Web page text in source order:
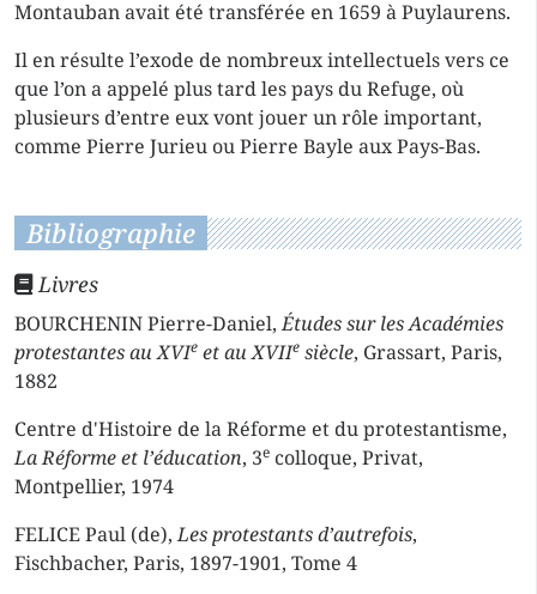
Montauban avait été transférée en 1659 à Puylaurens.
Il en résulte l’exode de nombreux intellectuels vers ce
que l’on a appelé plus tard les pays du Refuge, où
plusieurs d’entre eux vont jouer un rôle important,
comme Pierre Jurieu ou Pierre Bayle aux Pays-Bas.
Bibliographie
Livres
BOURCHENIN Pierre-Daniel,Études sur les Académies
protestantes au XVIe et au XVIIe siècle, Grassart, Paris,
1882
Centre d'Histoire de la Réforme et du protestantisme,
La Réforme et l’éducation, 3e colloque, Privat,
Montpellier, 1974
FELICE Paul (de),Les protestants d’autrefois,
Fischbacher, Paris, 1897-1901, Tome 4